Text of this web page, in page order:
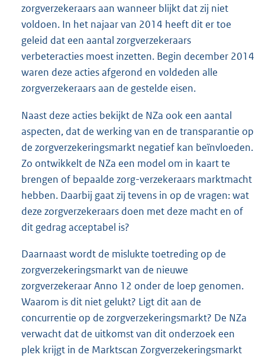
zorgverzekeraars aan wanneer blijkt dat zij niet
voldoen. In het najaar van 2014 heeft dit er toe
geleid dat een aantal zorgverzekeraars
verbeteracties moest inzetten. Begin december 2014
waren deze acties afgerond en voldeden alle
zorgverzekeraars aan de gestelde eisen.
Naast deze acties bekijkt de NZa ook een aantal
aspecten, dat de werking van en de transparantie op
de zorgverzekeringsmarkt negatief kan beïnvloeden.
Zo ontwikkelt de NZa een model om in kaart te
brengen of bepaalde zorg-verzekeraars marktmacht
hebben. Daarbij gaat zij tevens in op de vragen: wat
deze zorgverzekeraars doen met deze macht en of
dit gedrag acceptabel is?
Daarnaast wordt de mislukte toetreding op de
zorgverzekeringsmarkt van de nieuwe
zorgverzekeraar Anno 12 onder de loep genomen.
Waarom is dit niet gelukt? Ligt dit aan de
concurrentie op de zorgverzekeringsmarkt? De NZa
verwacht dat de uitkomst van dit onderzoek een
plek krijgt in de Marktscan Zorgverzekeringsmarkt